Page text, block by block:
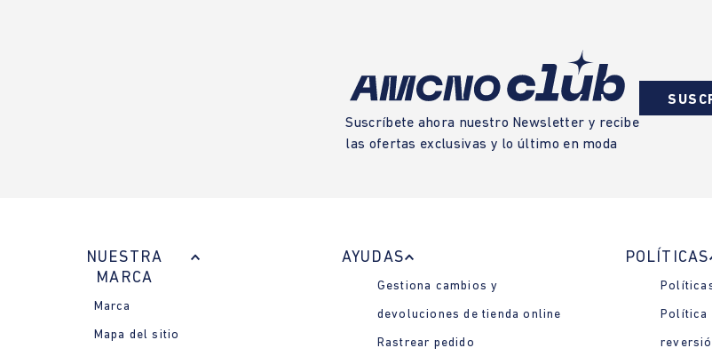
Suscríbete ahora nuestro Newsletter y recibe
las ofertas exclusivas y lo último en moda
NUESTRA
MARCA
Marca
Mapa del sitio
AYUDAS
Gestiona cambios y
devoluciones de tienda online
Rastrear pedido
POLÍTICAS
Política